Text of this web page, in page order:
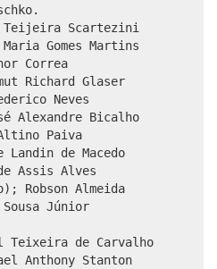
Teijeira Scartezini
Gomes Martins
Correa
Richard Glaser
Neves
Alexandre Bicalho
Paiva
Landin de Macedo
Assis Alves
Robson Almeida
Júnior
Teixeira de Carvalho
Anthony Stanton